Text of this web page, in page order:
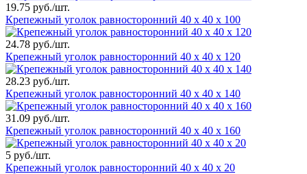
19.75 руб./шт.
Крепежный уголок равносторонний 40 х 40 х 100
24.78 руб./шт.
Крепежный уголок равносторонний 40 х 40 х 120
28.23 руб./шт.
Крепежный уголок равносторонний 40 х 40 х 140
31.09 руб./шт.
Крепежный уголок равносторонний 40 х 40 х 160
5 руб./шт.
Крепежный уголок равносторонний 40 х 40 х 20